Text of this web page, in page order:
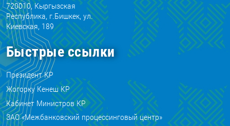
720010, Кыргызская
Республика, г.Бишкек, ул.
Киевская, 189
Быстрые ссылки
Президент КР
Жогорку Кенеш КР
Кабинет Министров КР
ЗАО «Межбанковский процессинговый центр»